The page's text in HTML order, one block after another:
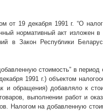
от 19 декабря 1991 г. “О
нормативный акт изложен
в Закон Республики
стоимость” в период
1991 г.) объектом
и обращения) добавляло к
выполнении работ и
Налогом на добавленную